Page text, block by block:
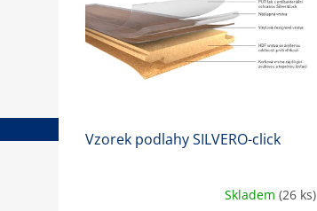
o
dp
Vzorek podlahy SILVERO-click
Skladem (26 ks)